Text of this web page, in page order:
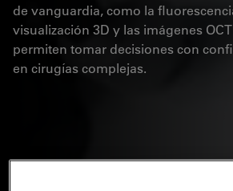
de vanguardia, como la
visualización 3D y las imágenes
permiten tomar decisiones con
en cirugías complejas.